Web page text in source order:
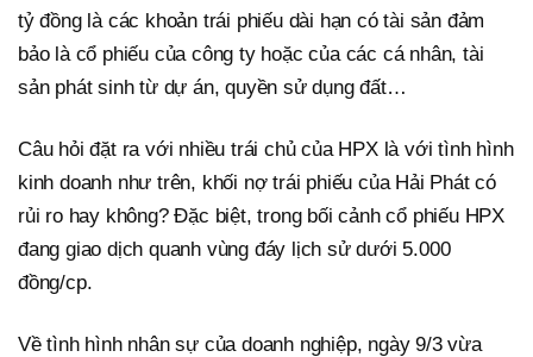
tỷ đồng là các khoản trái phiếu dài hạn có tài sản đảm
bảo là cổ phiếu của công ty hoặc của các cá nhân, tài
sản phát sinh từ dự án, quyền sử dụng đất…
Câu hỏi đặt ra với nhiều trái chủ của HPX là với tình hình
kinh doanh như trên, khối nợ trái phiếu của Hải Phát có
rủi ro hay không? Đặc biệt, trong bối cảnh cổ phiếu HPX
đang giao dịch quanh vùng đáy lịch sử dưới 5.000
đồng/cp.
Về tình hình nhân sự của doanh nghiệp, ngày 9/3 vừa